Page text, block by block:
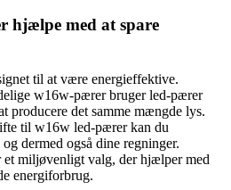
hjælpe med at spare
til at være energieffektive.
w16w-pærer bruger led-pærer
producere det samme mængde lys.
til w16w led-pærer kan du
dermed også dine regninger.
miljøvenligt valg, der hjælper med
energiforbrug.